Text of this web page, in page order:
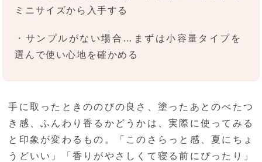
ミニサイズから入手する
・サンプルがない場合…まずは小容量タイプを
選んで使い心地を確かめる
手に取ったときののびの良さ、塗ったあとのべたつ
き感、ふんわり香るかどうかは、実際に使ってみる
と印象が変わるもの。「このさらっと感、夏にちょ
うどいい」「香りがやさしくて寝る前にぴったり」